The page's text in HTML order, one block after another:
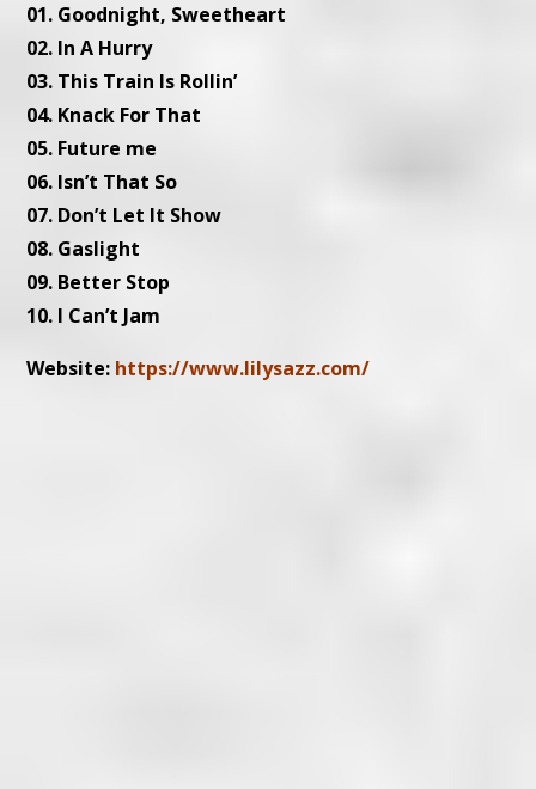
01. Goodnight, Sweetheart
02. In A Hurry
03. This Train Is Rollin’
04. Knack For That
05. Future me
06. Isn’t That So
07. Don’t Let It Show
08. Gaslight
09. Better Stop
10. I Can’t Jam
Website: https://www.lilysazz.com/